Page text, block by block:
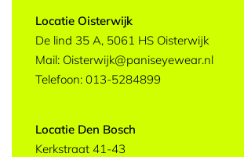
Locatie Oisterwijk
De lind 35 A, 5061 HS Oisterwijk
Mail: Oisterwijk@paniseyewear.nl
Telefoon: 013-5284899
Locatie Den Bosch
Kerkstraat 41-43